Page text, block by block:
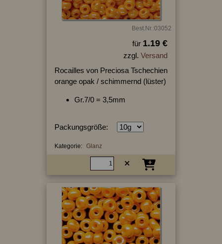
Best.Nr.:03052
für 1.19 €
zzgl. Versand
Rocailles von Preciosa Tschechien
orange opak / schimmernd (lüster)
Gr.7/0 = 3,5mm
Packungsgröße:
Kategorie: Glanz